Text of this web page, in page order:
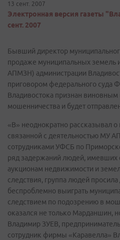
13 сент. 2007
Электронная версия газеты
сент. 2007
Бывший директор
продаже муниципальных земель
АПМЗН) администрации
приговором федерального суда
Владивостока признан
мошенничества и будет
«В» неоднократно рассказывал
связанной с деятельностью МУ
сотрудниками УФСБ по
ряд задержаний людей, имевших
аукционам недвижимости и
следствия, группа людей
беспроблемно выиграть
следствием по подозрению в
оказался не только Марданшин,
Владимир ЗУЕВ,
сотрудник фирмы «Каравелла»